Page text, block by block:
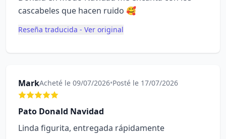
cascabeles que hacen ruido 🥰
Reseña traducida - Ver original
MarkAcheté le 09/07/2026•Posté le 17/07/2026
Pato Donald Navidad
Linda figurita, entregada rápidamente